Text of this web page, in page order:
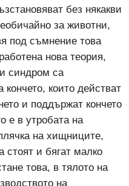
без някакви
за животни,
под съмнение това
нова теория,
синдром са
кончето, които действат
и поддържат кончето
е в утробата на
на хищниците,
стоят и бягат малко
това, в тялото на
на